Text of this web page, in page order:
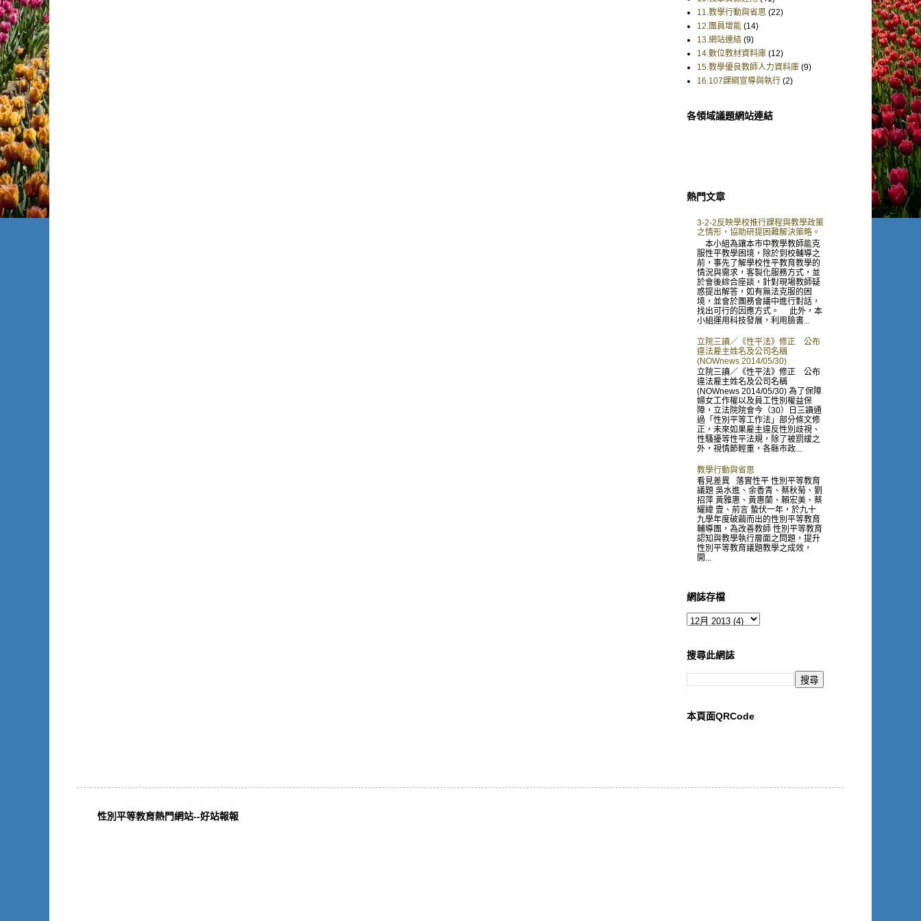
11.教學行動與省思 (22)
12.團員增能 (14)
13.網站連結 (9)
14.數位教材資料庫 (12)
15.教學優良教師人力資料庫 (9)
16.107課綱宣導與執行 (2)
各領域議題網站連結
熱門文章
3-2-2反映學校推行課程與教學政策
之情形，協助研提困難解決策略。
本小組為讓本市中教學教師能克
服性平教學困境，除於到校輔導之
前，事先了解學校性平教育教學的
情況與需求，客製化服務方式，並
於會後綜合座談，針對現場教師疑
惑提出解答，如有無法克服的困
境，並會於團務會議中進行對話，
找出可行的因應方式。 此外，本
小組運用科技發展，利用臉書...
立院三讀／《性平法》修正 公布
違法雇主姓名及公司名稱
(NOWnews 2014/05/30)
立院三讀／《性平法》修正 公布
違法雇主姓名及公司名稱
(NOWnews 2014/05/30) 為了保障
婦女工作權以及員工性別權益保
障，立法院院會今（30）日三讀通
過「性別平等工作法」部分條文修
正，未來如果雇主違反性別歧視、
性騷擾等性平法規，除了被罰緩之
外，視情節輕重，各縣市政...
教學行動與省思
看見差異 落實性平 性別平等教育
議題 吳水進、余香青、蔡秋菊、劉
招萍 黃雅惠、黃惠蘭、賴宏美、蔡
耀緯 壹、前言 蟄伏一年，於九十
九學年度破繭而出的性別平等教育
輔導團，為改善教師 性別平等教育
認知與教學執行層面之問題，提升
性別平等教育議題教學之成效，
開...
網誌存檔
搜尋此網誌
本頁面QRCode
性別平等教育熱門網站--好站報報